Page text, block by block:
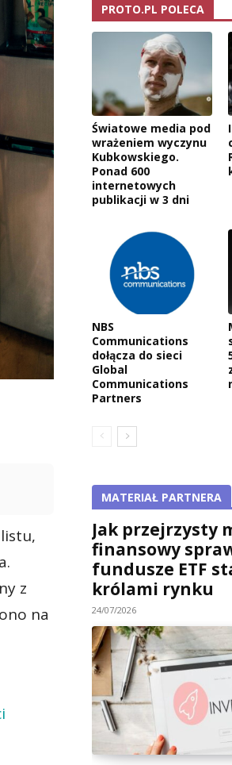
z
na
PROTO.PL POLECA
Światowe media pod
wrażeniem wyczynu
Kubkowskiego.
Ponad 600
internetowych
publikacji w 3 dni
NBS
Communications
dołącza do sieci
Global
Communications
Partners
MATERIAŁ PARTNERA
Jak przejrzysty
finansowy
fundusze ETF
królami rynku
24/07/2026